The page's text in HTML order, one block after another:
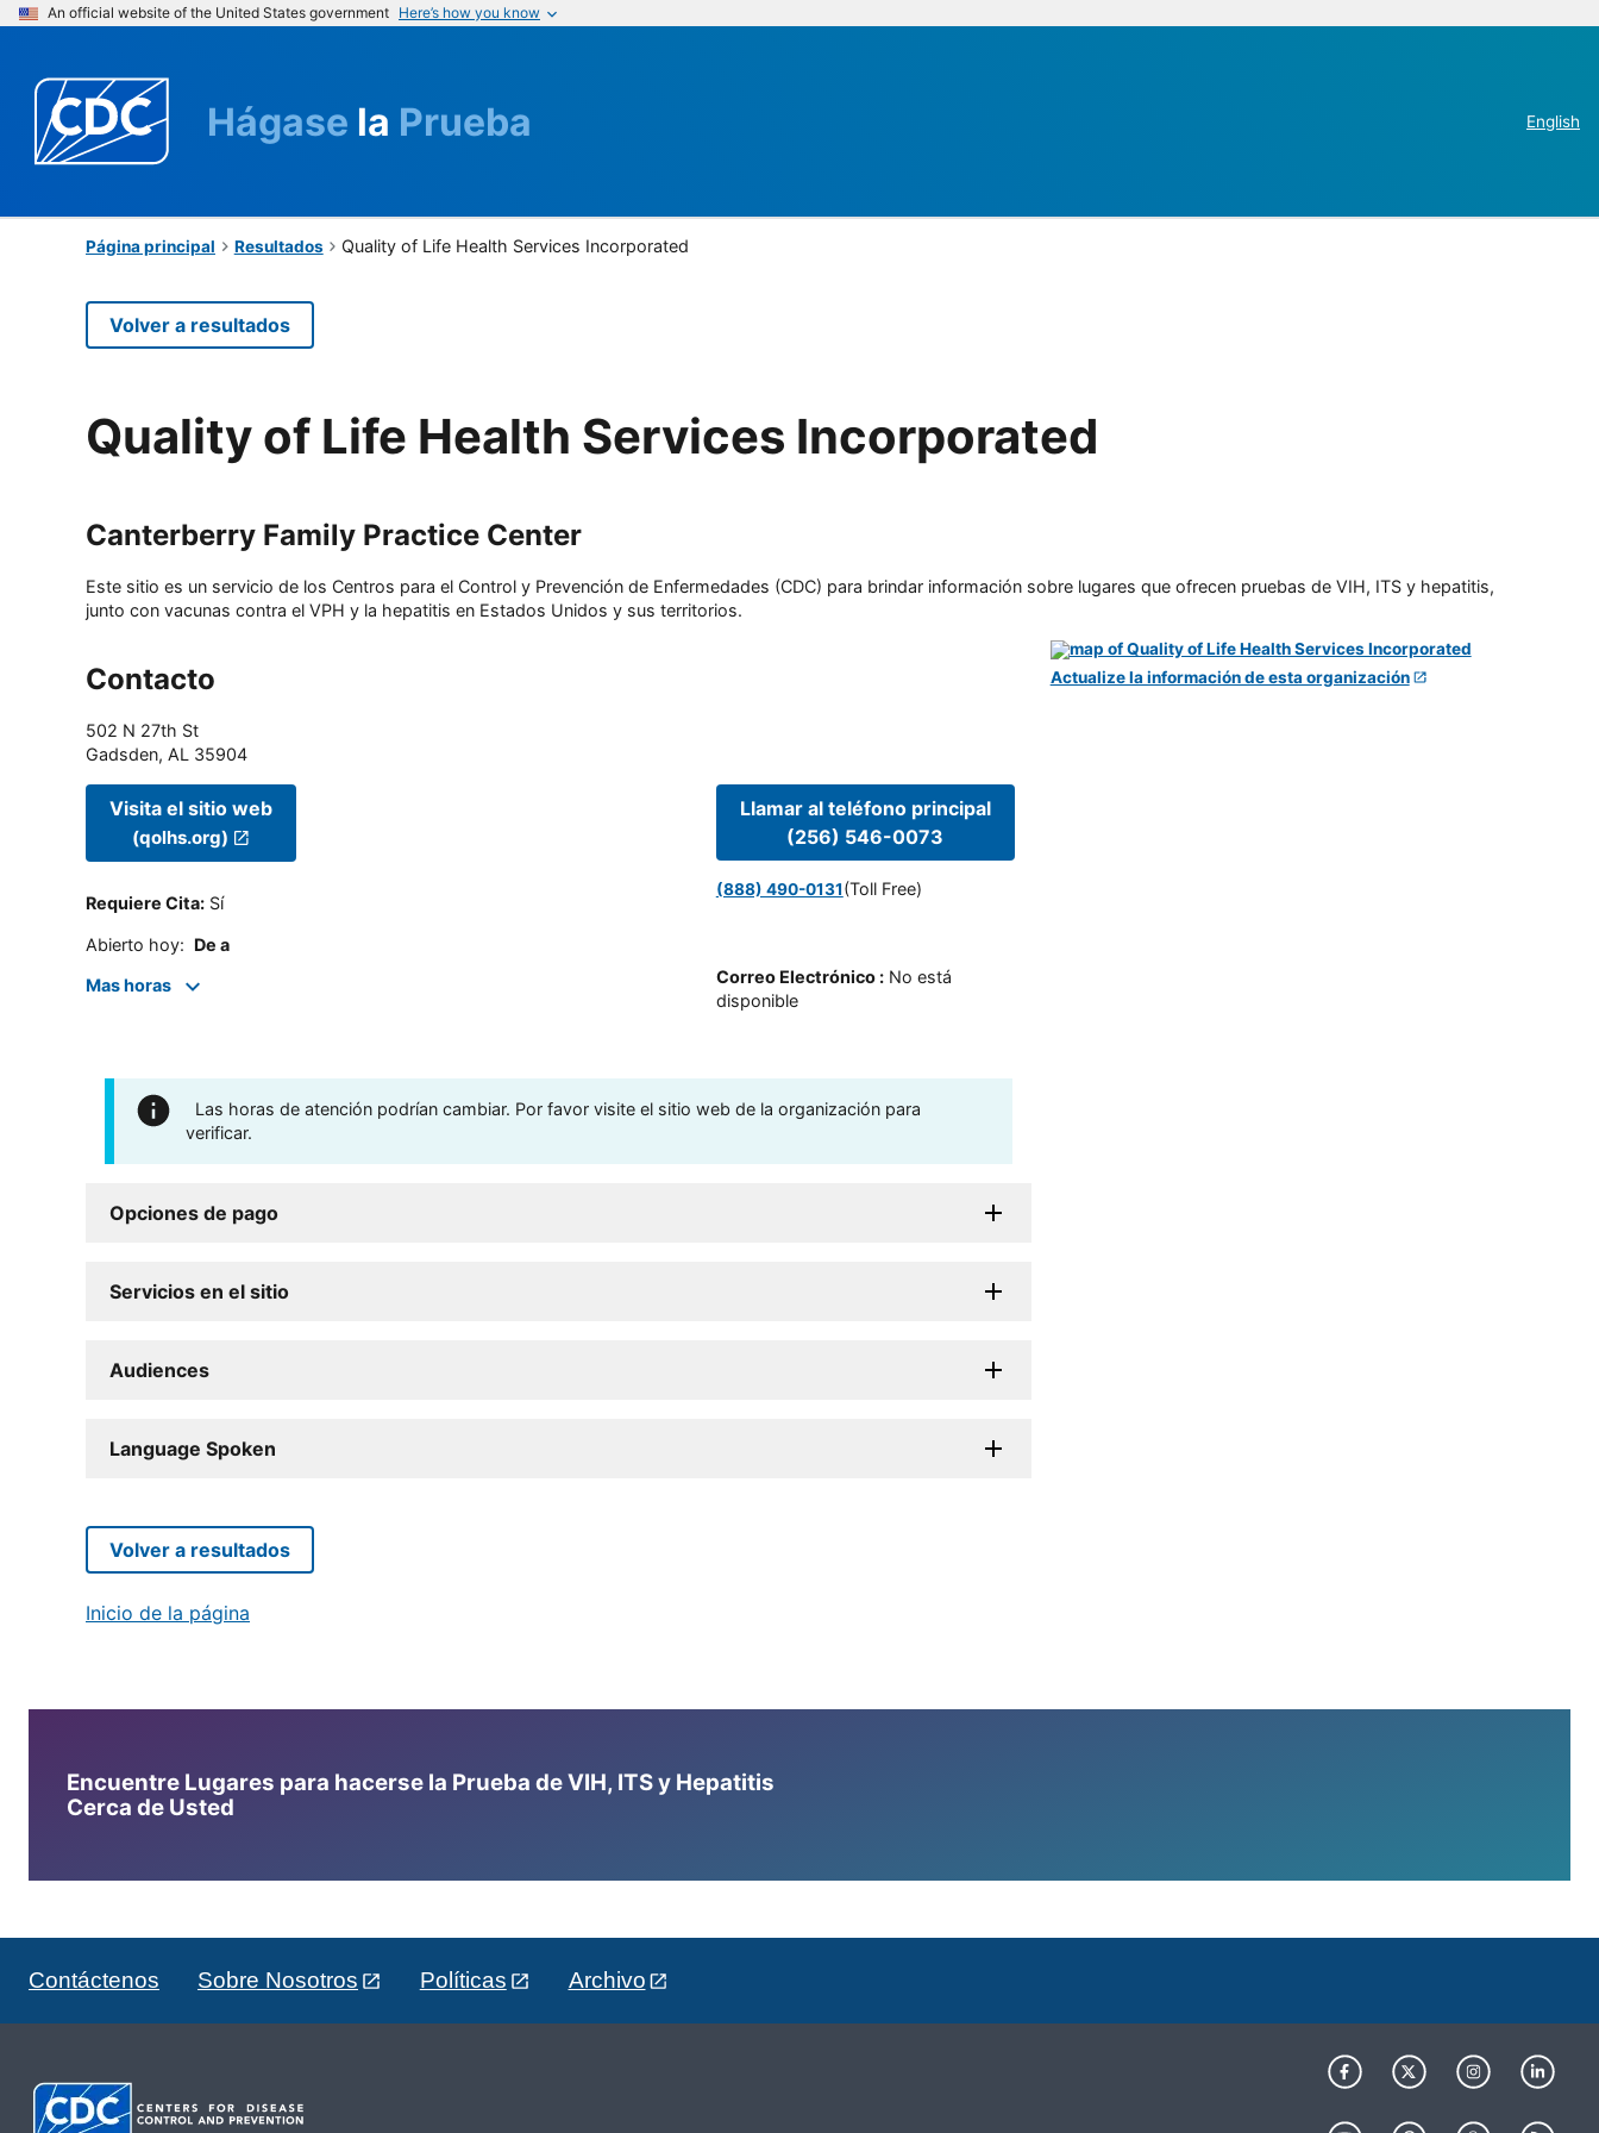
An official website of the United States government Here’s how you know
Hágase la Prueba English
Página principal Resultados Quality of Life Health Services Incorporated
Volver a resultados
Quality of Life Health Services Incorporated
Canterberry Family Practice Center
Este sitio es un servicio de los Centros para el Control y Prevención de Enfermedades (CDC) para brindar información sobre lugares que ofrecen pruebas de VIH, ITS y hepatitis,
junto con vacunas contra el VPH y la hepatitis en Estados Unidos y sus territorios.
Contacto
502 N 27th St
Gadsden, AL 35904
Visita el sitio web
(qolhs.org)
Requiere Cita: Sí
Abierto hoy: De a
Mas horas
Llamar al teléfono principal
(256) 546-0073
(888) 490-0131(Toll Free)
Correo Electrónico: No está
disponible
Las horas de atención podrían cambiar. Por favor visite el sitio web de la organización para
verificar.
Opciones de pago
Servicios en el sitio
Audiences
Language Spoken
Actualize la información de esta organización
Volver a resultados
Inicio de la página
Encuentre Lugares para hacerse la Prueba de VIH, ITS y Hepatitis
Cerca de Usted
Contáctenos Sobre Nosotros Políticas Archivo